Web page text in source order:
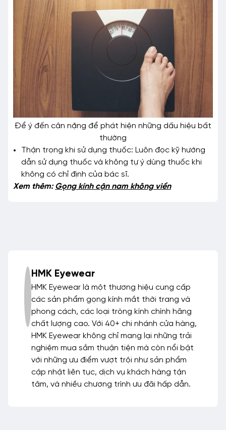
Để ý đến cân nặng để phát hiện những dấu hiệu bất
thường
Thận trọng khi sử dụng thuốc: Luôn đọc kỹ hướng
dẫn sử dụng thuốc và không tự ý dùng thuốc khi
không có chỉ định của bác sĩ.
Xem thêm:Gọng kính cận nam không viền
HMK Eyewear
HMK Eyewear là một thương hiệu cung cấp
các sản phẩm gọng kính mắt thời trang và
phong cách, các loại tròng kính chính hãng
chất lượng cao. Với 40+ chi nhánh cửa hàng,
HMK Eyewear không chỉ mang lại những trải
nghiệm mua sắm thuận tiện mà còn nổi bật
với những ưu điểm vượt trội như sản phẩm
cập nhật liên tục, dịch vụ khách hàng tận
tâm, và nhiều chương trình ưu đãi hấp dẫn.